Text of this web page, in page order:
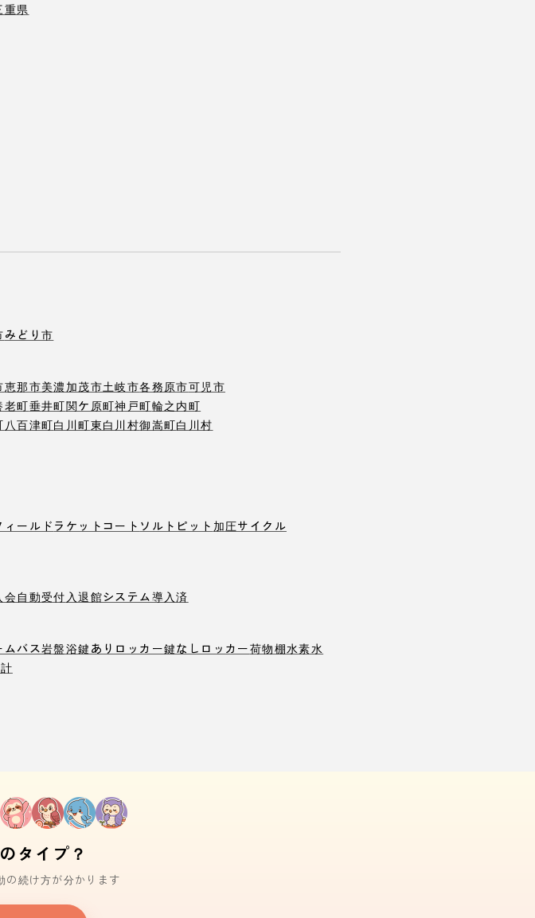
重県
みどり市
恵那市美濃加茂市土岐市各務原市可児市
老町垂井町関ケ原町神戸町輪之内町
八百津町白川町東白川村御嵩町白川村
ィールド ラケットコート ソルトピット 加圧サイクル
会自動受付入退館システム導入済
ムバス岩盤浴鍵ありロッカー鍵なしロッカー荷物棚水素水
タイプ？
の続け方が分かります